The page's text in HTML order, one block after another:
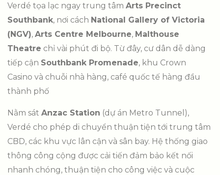
Verdé tọa lạc ngay trung tâm Arts Precinct
Southbank, nơi cách National Gallery of Victoria
(NGV), Arts Centre Melbourne, Malthouse
Theatre chỉ vài phút đi bộ. Từ đây, cư dân dễ dàng
tiếp cận Southbank Promenade, khu Crown
Casino và chuỗi nhà hàng, café quốc tế hàng đầu
thành phố
Nằm sát Anzac Station (dự án Metro Tunnel),
Verdé cho phép di chuyển thuận tiện tới trung tâm
CBD, các khu vực lân cận và sân bay. Hệ thống giao
thông công cộng được cải tiến đảm bảo kết nối
nhanh chóng, thuận tiện cho công việc và cuộc